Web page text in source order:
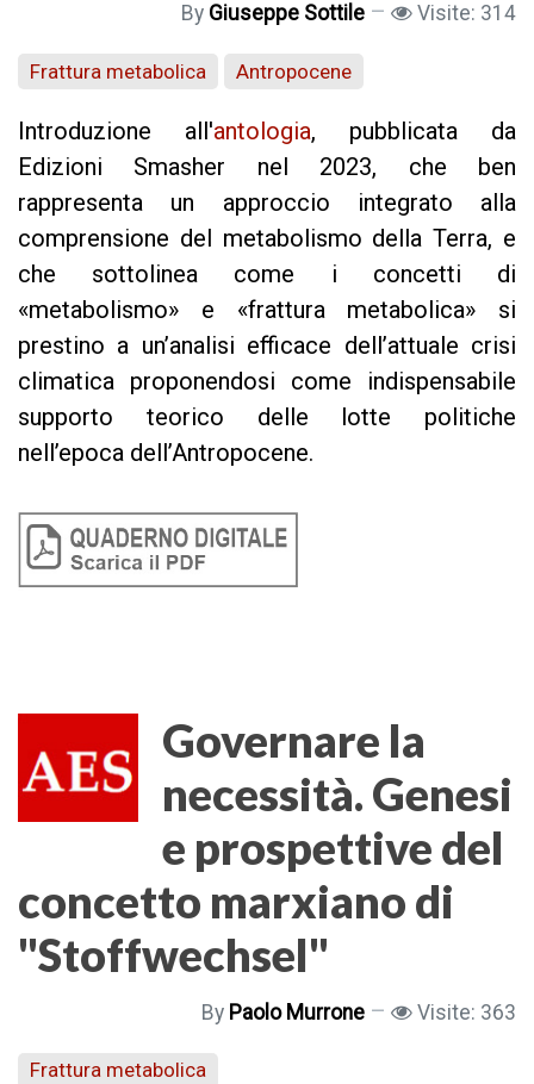
By Giuseppe Sottile Visite: 314
Frattura metabolica Antropocene
Introduzione all'antologia, pubblicata da
Edizioni Smasher nel 2023, che ben
rappresenta un approccio integrato alla
comprensione del metabolismo della Terra, e
che sottolinea come i concetti di
«metabolismo» e «frattura metabolica» si
prestino a un’analisi efficace dell’attuale crisi
climatica proponendosi come indispensabile
supporto teorico delle lotte politiche
nell’epoca dell’Antropocene.
Governare la
necessità. Genesi
e prospettive del
concetto marxiano di
"Stoffwechsel"
By Paolo Murrone Visite: 363
Frattura metabolica